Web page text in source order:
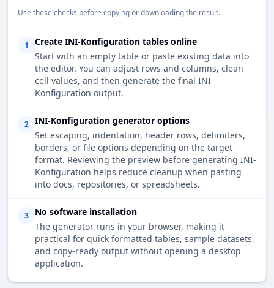
Use these checks before copying or downloading the result.
1
Create INI-Konfiguration tables online
Start with an empty table or paste existing data into
the editor. You can adjust rows and columns, clean
cell values, and then generate the final INI-
Konfiguration output.
2
INI-Konfiguration generator options
Set escaping, indentation, header rows, delimiters,
borders, or file options depending on the target
format. Reviewing the preview before generating INI-
Konfiguration helps reduce cleanup when pasting
into docs, repositories, or spreadsheets.
3
No software installation
The generator runs in your browser, making it
practical for quick formatted tables, sample datasets,
and copy-ready output without opening a desktop
application.